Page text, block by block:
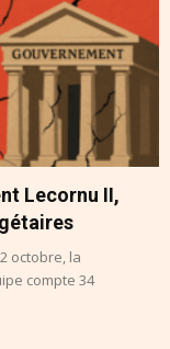
Lecornu II,
octobre, la
compte 34